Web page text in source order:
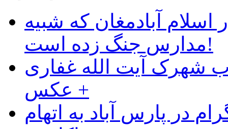
آبادمغان که شبیه
مدارس جنگ زده است!
شهرک آیت الله غفاری
+ عکس
در پارس آباد به اتهام